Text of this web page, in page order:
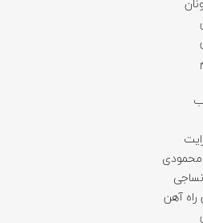
SEARCH AND PRESS
آهن